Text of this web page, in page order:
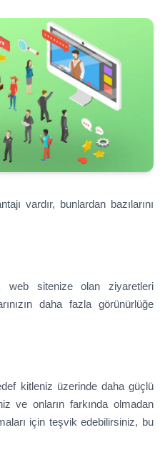
vardır, bunlardan bazılarını
web sitenize olan ziyaretleri
daha fazla görünürlüğe
kitleniz üzerinde daha güçlü
ve onların farkında olmadan
için teşvik edebilirsiniz, bu